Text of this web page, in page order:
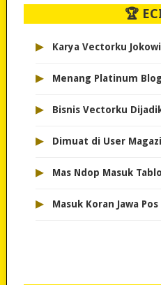
🏆
▸ Karya Vectorku Jokowi
▸ Menang Platinum
▸ Bisnis Vectorku
▸ Dimuat di User
▸ Mas Ndop Masuk
▸ Masuk Koran Jawa